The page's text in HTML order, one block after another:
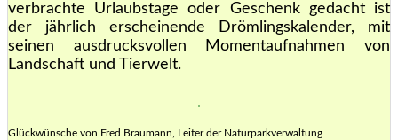
verbrachte Urlaubstage oder Geschenk gedacht ist
der jährlich erscheinende Drömlingskalender, mit
seinen ausdrucksvollen Momentaufnahmen von
Landschaft und Tierwelt.
Glückwünsche von Fred Braumann, Leiter der Naturparkverwaltung